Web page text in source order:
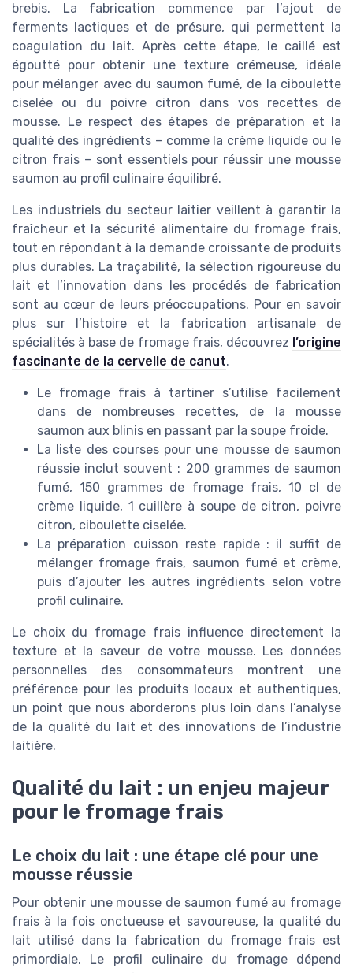
brebis. La fabrication commence par l’ajout de
ferments lactiques et de présure, qui permettent la
coagulation du lait. Après cette étape, le caillé est
égoutté pour obtenir une texture crémeuse, idéale
pour mélanger avec du saumon fumé, de la ciboulette
ciselée ou du poivre citron dans vos recettes de
mousse. Le respect des étapes de préparation et la
qualité des ingrédients – comme la crème liquide ou le
citron frais – sont essentiels pour réussir une mousse
saumon au profil culinaire équilibré.
Les industriels du secteur laitier veillent à garantir la
fraîcheur et la sécurité alimentaire du fromage frais,
tout en répondant à la demande croissante de produits
plus durables. La traçabilité, la sélection rigoureuse du
lait et l’innovation dans les procédés de fabrication
sont au cœur de leurs préoccupations. Pour en savoir
plus sur l’histoire et la fabrication artisanale de
spécialités à base de fromage frais, découvrez l’origine
fascinante de la cervelle de canut.
Le fromage frais à tartiner s’utilise facilement
dans de nombreuses recettes, de la mousse
saumon aux blinis en passant par la soupe froide.
La liste des courses pour une mousse de saumon
réussie inclut souvent : 200 grammes de saumon
fumé, 150 grammes de fromage frais, 10 cl de
crème liquide, 1 cuillère à soupe de citron, poivre
citron, ciboulette ciselée.
La préparation cuisson reste rapide : il suffit de
mélanger fromage frais, saumon fumé et crème,
puis d’ajouter les autres ingrédients selon votre
profil culinaire.
Le choix du fromage frais influence directement la
texture et la saveur de votre mousse. Les données
personnelles des consommateurs montrent une
préférence pour les produits locaux et authentiques,
un point que nous aborderons plus loin dans l’analyse
de la qualité du lait et des innovations de l’industrie
laitière.
Qualité du lait : un enjeu majeur
pour le fromage frais
Le choix du lait : une étape clé pour une
mousse réussie
Pour obtenir une mousse de saumon fumé au fromage
frais à la fois onctueuse et savoureuse, la qualité du
lait utilisé dans la fabrication du fromage frais est
primordiale. Le profil culinaire du fromage dépend